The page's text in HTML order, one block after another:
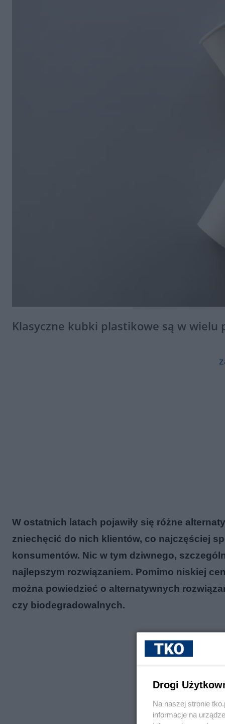
Klasyczne kubki plastikowe są w
W ostatnich latach pojawiły się różne
zniechęcić do nich klientów, co najczęściej
konsumentów. Nic w tym dziwnego,
najlepszym rozwiązaniem. Pomimo niskiej
można powiedzieć o alternatywnych
czy biodegradowalnych.
Drogi
Na naszej stronie
informacje na